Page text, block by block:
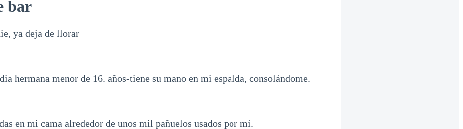
bar
ya deja de llorar
hermana menor de 16. años-tiene su mano en mi espalda, consolándome.
en mi cama alrededor de unos mil pañuelos usados por mí.